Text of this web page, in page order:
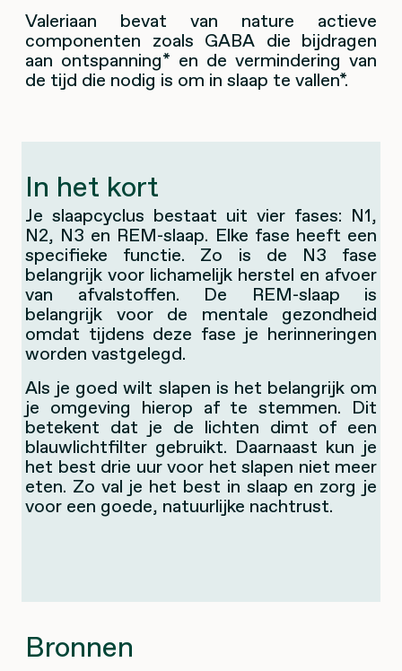
Valeriaan bevat van nature actieve
componenten zoals GABA die bijdragen
aan ontspanning* en de vermindering van
de tijd die nodig is om in slaap te vallen*.
In het kort
Je slaapcyclus bestaat uit vier fases: N1,
N2, N3 en REM-slaap. Elke fase heeft een
specifieke functie. Zo is de N3 fase
belangrijk voor lichamelijk herstel en afvoer
van afvalstoffen. De REM-slaap is
belangrijk voor de mentale gezondheid
omdat tijdens deze fase je herinneringen
worden vastgelegd.
Als je goed wilt slapen is het belangrijk om
je omgeving hierop af te stemmen. Dit
betekent dat je de lichten dimt of een
blauwlichtfilter gebruikt. Daarnaast kun je
het best drie uur voor het slapen niet meer
eten. Zo val je het best in slaap en zorg je
voor een goede, natuurlijke nachtrust.
Bronnen